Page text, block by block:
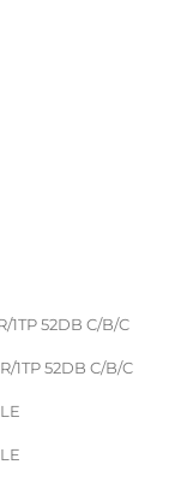
1TP 52DB C/B/C
1TP 52DB C/B/C